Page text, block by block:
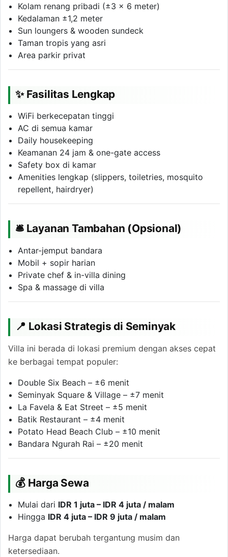
Kolam renang pribadi (±3 x 6 meter)
Kedalaman ±1,2 meter
Sun loungers & wooden sundeck
Taman tropis yang asri
Area parkir privat
✨ Fasilitas Lengkap
WiFi berkecepatan tinggi
AC di semua kamar
Daily housekeeping
Keamanan 24 jam & one-gate access
Safety box di kamar
Amenities lengkap (slippers, toiletries, mosquito
repellent, hairdryer)
🛎 Layanan Tambahan (Opsional)
Antar-jemput bandara
Mobil + sopir harian
Private chef & in-villa dining
Spa & massage di villa
📍 Lokasi Strategis di Seminyak
Villa ini berada di lokasi premium dengan akses cepat
ke berbagai tempat populer:
Double Six Beach – ±6 menit
Seminyak Square & Village – ±7 menit
La Favela & Eat Street – ±5 menit
Batik Restaurant – ±4 menit
Potato Head Beach Club – ±10 menit
Bandara Ngurah Rai – ±20 menit
💰 Harga Sewa
Mulai dari IDR 1 juta – IDR 4 juta / malam
Hingga IDR 4 juta – IDR 9 juta / malam
Harga dapat berubah tergantung musim dan
ketersediaan.